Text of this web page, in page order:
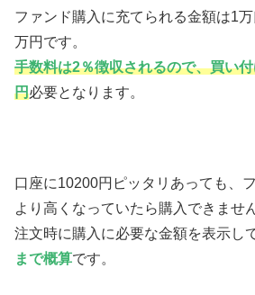
ファンド購入に充てられる金額は1
万円です。
手数料は2％徴収されるので、買い
円必要となります。
口座に10200円ピッタリあっても、
より高くなっていたら購入できません
注文時に購入に必要な金額を表示し
まで概算です。